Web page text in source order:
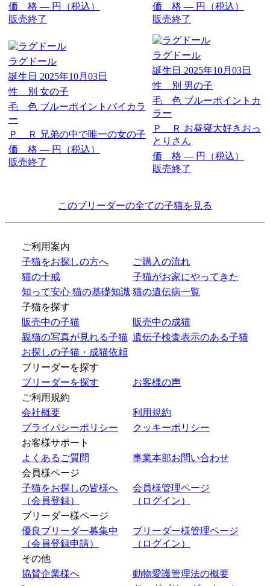
価 格 ― 円（税込）
販売終了
価 格 ― 円（税込）
販売終了
ラグドール
誕生日 2025年10月03日
性 別 女の子
毛 色 ブルーポイントバイカラ
ー
Ｐ Ｒ
兄弟の中で唯一の女の子
価 格 ― 円（税込）
販売終了
ラグドール
誕生日 2025年10月03日
性 別 男の子
毛 色 ブルーポイントカ
ラー
Ｐ Ｒ お昼寝大好きおっ
とりさん
価 格 ― 円（税込）
販売終了
このブリーダーの全ての子猫を見る
ご利用案内
子猫をお探しの方へ
ご購入の流れ
猫の十戒
子猫がお家にやってきた
知って安心 猫の基礎知識 猫の遺伝病一覧
子猫を探す
販売中の子猫
販売中の成猫
親猫の写真が見れる子猫 遺伝子検査表示のある子猫
お探しの子猫・成猫依頼
ブリーダーを探す
ブリーダーを探す
お客様の声
ご利用規約
会社概要
利用規約
プライバシーポリシー
クッキーポリシー
お客様サポート
よくあるご質問
事業本部お問い合わせ
会員様ページ
子猫をお探しの皆様へ
（会員登録）
会員様管理ページ
（ログイン）
ブリーダー様ページ
優良ブリーダー募集中
（会員登録申請）
ブリーダー様管理ページ
（ログイン）
その他
協賛企業様へ
動物愛護管理法の概要